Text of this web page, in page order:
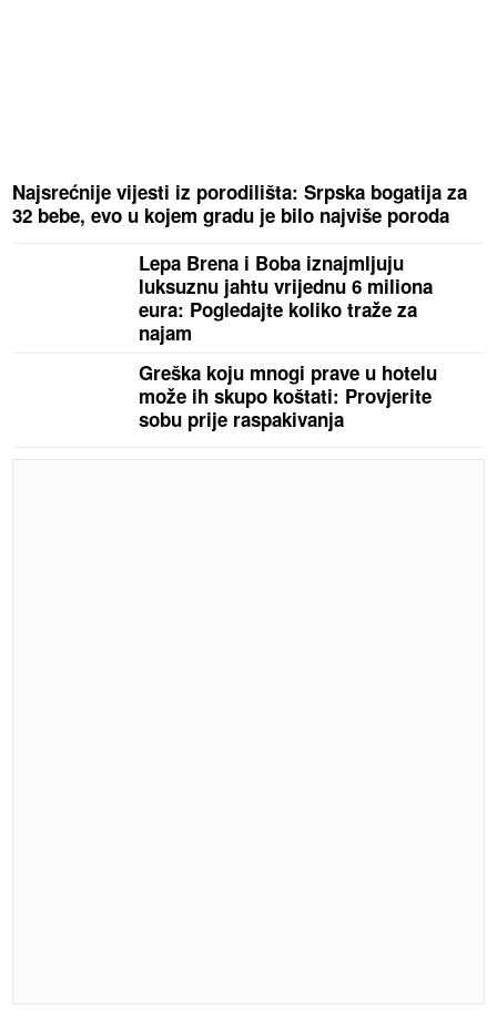
Najsrećnije vijesti iz porodilišta: Srpska bogatija za
32 bebe, evo u kojem gradu je bilo najviše poroda
Lepa Brena i Boba iznajmljuju
luksuznu jahtu vrijednu 6 miliona
eura: Pogledajte koliko traže za
najam
Greška koju mnogi prave u hotelu
može ih skupo koštati: Provjerite
sobu prije raspakivanja